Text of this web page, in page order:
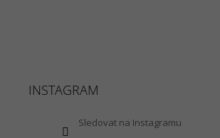
INSTAGRAM
Sledovat na Instagramu